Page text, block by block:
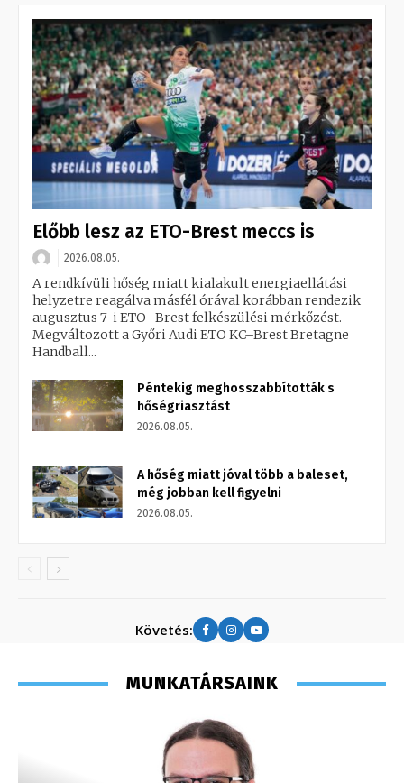
Előbb lesz az ETO-Brest meccs is
2026.08.05.
A rendkívüli hőség miatt kialakult energiaellátási
helyzetre reagálva másfél órával korábban rendezik
augusztus 7-i ETO–Brest felkészülési mérkőzést.
Megváltozott a Győri Audi ETO KC–Brest Bretagne
Handball...
Péntekig meghosszabbították s
hőségriasztást
2026.08.05.
A hőség miatt jóval több a baleset,
még jobban kell figyelni
2026.08.05.
Követés:
MUNKATÁRSAINK